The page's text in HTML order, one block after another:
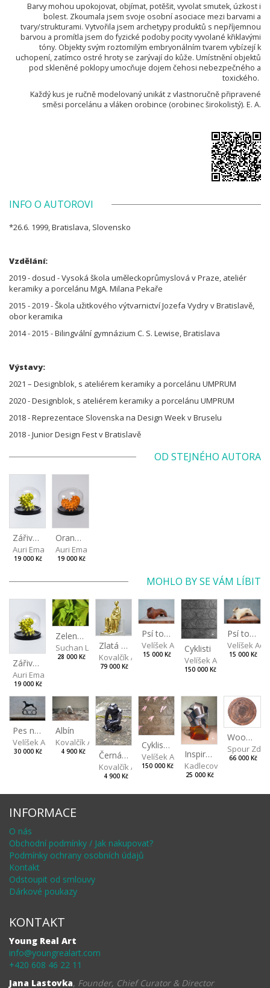
Barvy mohou upokojovat, objímat, potěšit, vyvolat smutek, úzkost i
bolest. Zkoumala jsem svoje osobní asociace mezi barvami a
tvary/strukturami. Vytvořila jsem archetypy produktů s nepříjemnou
barvou a promítla jsem do fyzické podoby pocity vyvolané křiklavými
tóny. Objekty svým roztomilým embryonálním tvarem vybízejí k
uchopení, zatímco ostré hroty se zarývají do kůže. Umístnění objektů
pod skleněné poklopy umocňuje dojem čehosi nebezpečného a
toxického.
Každý kus je ručně modelovaný unikát z vlastnoručně připravené
směsi porcelánu a vláken orobince (orobinec širokolistý). E. A.
INFO O AUTOROVI
*26.6. 1999, Bratislava, Slovensko
Vzdělání:
2019 - dosud - Vysoká škola uměleckoprůmyslová v Praze, ateliér
keramiky a porcelánu MgA. Milana Pekaře
2015 - 2019 - Škola užitkového výtvarnictví Jozefa Vydry v Bratislavě,
obor keramika
2014 - 2015 - Bilingvální gymnázium C. S. Lewise, Bratislava
Výstavy:
2021 – Designblok, s ateliérem keramiky a porcelánu UMPRUM
2020 - Designblok, s ateliérem keramiky a porcelánu UMPRUM
2018 - Reprezentace Slovenska na Design Week v Bruselu
2018 - Junior Design Fest v Bratislavě
OD STEJNÉHO AUTORA
Zářivě zelená II
Auri Ema
19 000 Kč
Oranžová
Auri Ema
19 000 Kč
MOHLO BY SE VÁM LÍBIT
Zářivě zelená II
Auri Ema
19 000 Kč
Zelená drapérie
Suchan Leoš
28 000 Kč
Zlatá máma
Kovalčík Adam
79 000 Kč
Psí torzo
Velíšek Adam
15 000 Kč
Cyklisti
Velíšek Adam
150 000 Kč
Psí torzo
Velíšek
15 000 Kč
Pes na kolech
Velíšek Adam
30 000 Kč
Albín
Kovalčík Adam
4 900 Kč Černá opice
Kovalčík Adam
4 900 Kč
Cyklisti Color
Velíšek Adam
150 000 Kč
Inspiration by Marqués de Riscal
Kadlecová Jaroslava
25 000 Kč
Wood V
Spour
66 000 Kč
INFORMACE
O nás
Obchodní podmínky / Jak nakupovat?
Podmínky ochrany osobních údajů
Kontakt
Odstoupit od smlouvy
Dárkové poukazy
KONTAKT
Young Real Art
info@youngrealart.com
+420 608 46 22 11
Jana Lastovka, Founder, Chief Curator & Director